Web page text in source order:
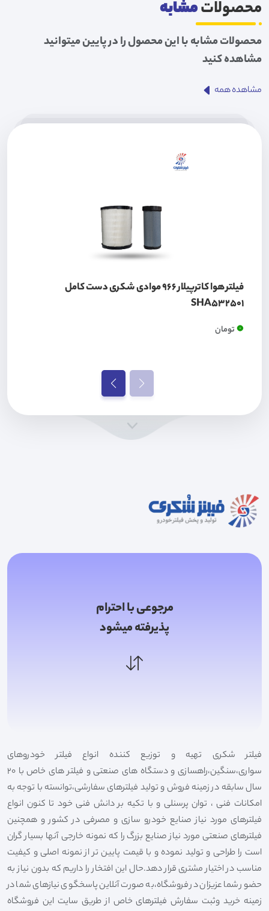
محصولاتمشابه
محصولات مشابه با این محصول را در پایین میتوانید
مشاهده کنید
مشاهده همه
فیلتر هوا کاترپیلار 966 موادی شکری دست کامل
SHA532501
0تومان
مرجوعی با احترام
پذیرفته میشود
فیلتر شکری تهیه و توزیع کننده انواع فیلتر خودروهای
سواری،سنگین،راهسازی و دستگاه های صنعتی و فیلتر های خاص با 20
سال سابقه در زمینه فروش و تولید فیلترهای سفارشی،توانسته با توجه به
امکانات فنی ، توان پرسنلی و با تکیه بر دانش فنی خود تا کنون انواع
فیلترهای مورد نیاز صنایع خودرو سازی و مصرفی در کشور و همچنین
فیلترهای صنعتی مورد نیاز صنایع بزرگ را که نمونه خارجی آنها بسیار گران
است را طراحی و تولید نموده و با قیمت پایین تر از نمونه اصلی و کیفیت
مناسب در اختیار مشتری قرار دهد.حال این افتخار را داریم که بدون نیاز به
حضور شما عزیزان در فروشگاه،به صورت آنلاین پاسخگوی نیازهای شما در
زمینه خرید وثبت سفارش فیلترهای خاص از طریق سایت این فروشگاه